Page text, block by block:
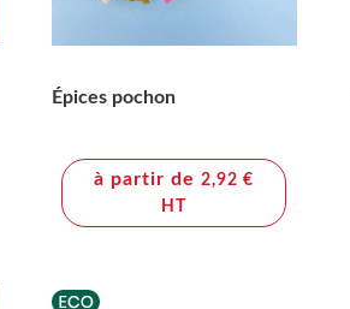
Épices pochon
à partir de2,92 €
HT